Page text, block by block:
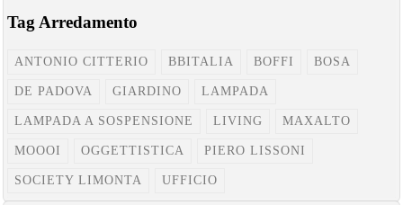
Tag Arredamento
ANTONIO CITTERIO BBITALIA BOFFI BOSA
DE PADOVA GIARDINO LAMPADA
LAMPADA A SOSPENSIONE LIVING MAXALTO
MOOOI OGGETTISTICA PIERO LISSONI
SOCIETY LIMONTA UFFICIO